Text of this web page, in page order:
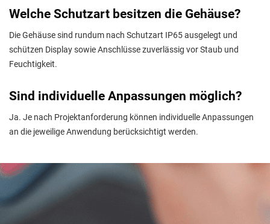
Welche Schutzart besitzen die Gehäuse?
Die Gehäuse sind rundum nach Schutzart IP65 ausgelegt und
schützen Display sowie Anschlüsse zuverlässig vor Staub und
Feuchtigkeit.
Sind individuelle Anpassungen möglich?
Ja. Je nach Projektanforderung können individuelle Anpassungen
an die jeweilige Anwendung berücksichtigt werden.